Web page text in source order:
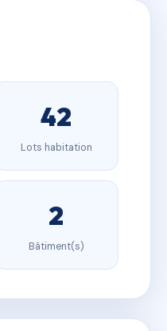
42
Lots habitation
2
Bâtiment(s)